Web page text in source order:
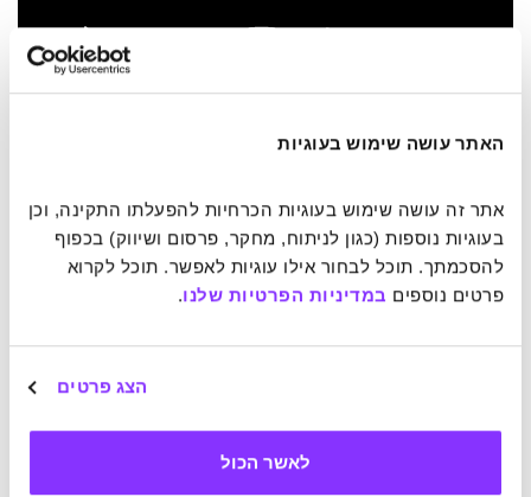
האתר עושה שימוש בעוגיות
פרטים נוספים במדיניות הפרטיות שלנו.
הצג פרטים
לאשר הכול
2001: אודיסיאה בחלל.
עלייתן של המכונות
חלק ממה שהביאה עימה ההתקדמות הטכנולוגית הוא המסע
של בני האדם, או כזה שבו ניתן להעביר את תודעתנו אל מכונות